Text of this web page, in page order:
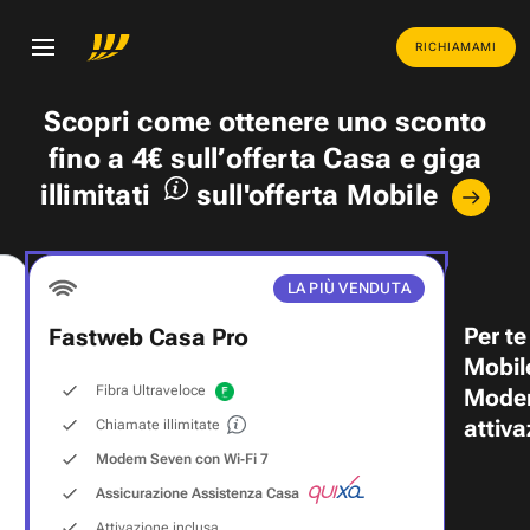
RICHIAMAMI
Scopri come ottenere uno sconto
fino a 4€ sull’offerta Casa egiga
illimitati
sull'offerta Mobile
LA PIÙ VENDUTA
Fastweb Casa Pro
Fibra Ultraveloce
Chiamate illimitate
Modem Seven con Wi‑Fi 7
Assicurazione Assistenza Casa
Per